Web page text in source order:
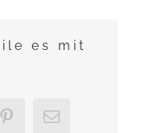
es mit
Pinterest
E-